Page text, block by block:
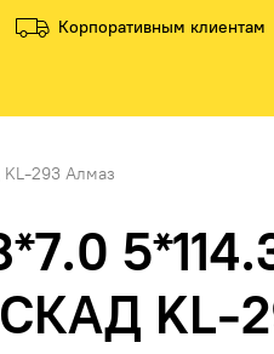
Корпоративным клиентам
KL-293 Алмаз
KL-